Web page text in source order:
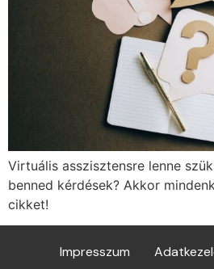
Virtuális asszisztensre lenne
benned kérdések? Akkor
cikket!
Impresszum